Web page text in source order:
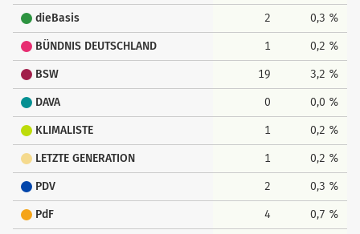
dieBasis 2 0,3 %
BÜNDNIS DEUTSCHLAND 1 0,2 %
BSW 19 3,2 %
DAVA 0 0,0 %
KLIMALISTE 1 0,2 %
LETZTE GENERATION 1 0,2 %
PDV 2 0,3 %
PdF 4 0,7 %